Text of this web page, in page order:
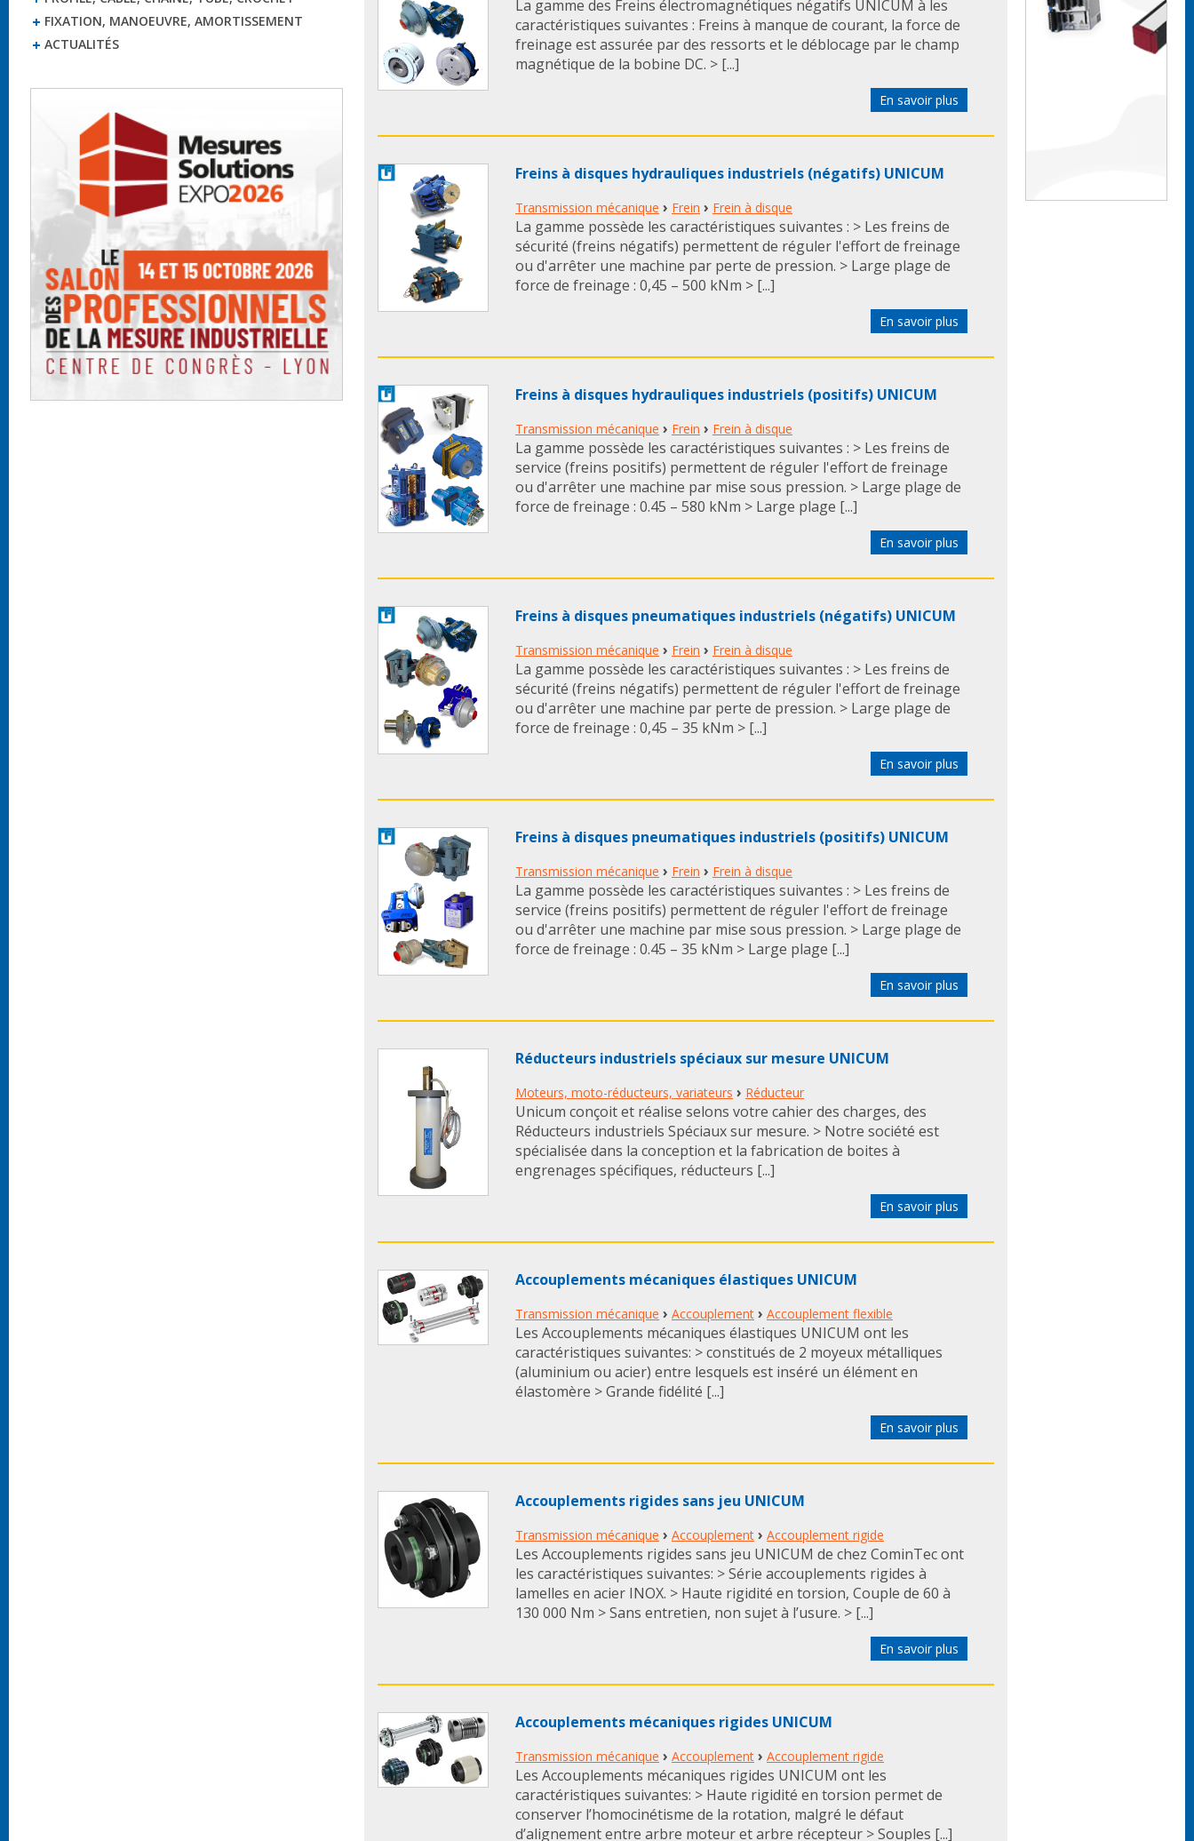
FIXATION, MANOEUVRE, AMORTISSEMENT
ACTUALITÉS
La gamme des Freins électromagnétiques négatifs UNICUM à les
caractéristiques suivantes : Freins à manque de courant, la force de
freinage est assurée par des ressorts et le déblocage par le champ
magnétique de la bobine DC. > [...]
En savoir plus
Freins à disques hydrauliques industriels (négatifs) UNICUM
Transmission mécanique › Frein › Frein à disque
La gamme possède les caractéristiques suivantes : > Les freins de
sécurité (freins négatifs) permettent de réguler l'effort de freinage
ou d'arrêter une machine par perte de pression. > Large plage de
force de freinage : 0,45 – 500 kNm > [...]
En savoir plus
Freins à disques hydrauliques industriels (positifs) UNICUM
Transmission mécanique › Frein › Frein à disque
La gamme possède les caractéristiques suivantes : > Les freins de
service (freins positifs) permettent de réguler l'effort de freinage
ou d'arrêter une machine par mise sous pression. > Large plage de
force de freinage : 0.45 – 580 kNm > Large plage [...]
En savoir plus
Freins à disques pneumatiques industriels (négatifs) UNICUM
Transmission mécanique › Frein › Frein à disque
La gamme possède les caractéristiques suivantes : > Les freins de
sécurité (freins négatifs) permettent de réguler l'effort de freinage
ou d'arrêter une machine par perte de pression. > Large plage de
force de freinage : 0,45 – 35 kNm > [...]
En savoir plus
Freins à disques pneumatiques industriels (positifs) UNICUM
Transmission mécanique › Frein › Frein à disque
La gamme possède les caractéristiques suivantes : > Les freins de
service (freins positifs) permettent de réguler l'effort de freinage
ou d'arrêter une machine par mise sous pression. > Large plage de
force de freinage : 0.45 – 35 kNm > Large plage [...]
En savoir plus
Réducteurs industriels spéciaux sur mesure UNICUM
Moteurs, moto-réducteurs, variateurs › Réducteur
Unicum conçoit et réalise selons votre cahier des charges, des
Réducteurs industriels Spéciaux sur mesure. > Notre société est
spécialisée dans la conception et la fabrication de boites à
engrenages spécifiques, réducteurs [...]
En savoir plus
Accouplements mécaniques élastiques UNICUM
Transmission mécanique › Accouplement › Accouplement flexible
Les Accouplements mécaniques élastiques UNICUM ont les
caractéristiques suivantes: > constitués de 2 moyeux métalliques
(aluminium ou acier) entre lesquels est inséré un élément en
élastomère > Grande fidélité [...]
En savoir plus
Accouplements rigides sans jeu UNICUM
Transmission mécanique › Accouplement › Accouplement rigide
Les Accouplements rigides sans jeu UNICUM de chez CominTec ont
les caractéristiques suivantes: > Série accouplements rigides à
lamelles en acier INOX. > Haute rigidité en torsion, Couple de 60 à
130 000 Nm > Sans entretien, non sujet à l’usure. > [...]
En savoir plus
Accouplements mécaniques rigides UNICUM
Transmission mécanique › Accouplement › Accouplement rigide
Les Accouplements mécaniques rigides UNICUM ont les
caractéristiques suivantes: > Haute rigidité en torsion permet de
conserver l’homocinétisme de la rotation, malgré le défaut
d’alignement entre arbre moteur et arbre récepteur > Souples [...]